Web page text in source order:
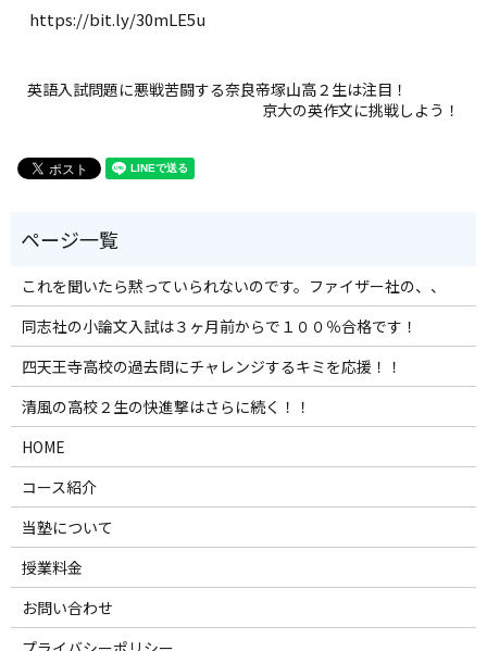
https://bit.ly/30mLE5u
英語入試問題に悪戦苦闘する奈良帝塚山高２生は注目！
京大の英作文に挑戦しよう！
これを聞いたら黙っていられないのです。ファイザー社の、、
同志社の小論文入試は３ヶ月前からで１００％合格です！
四天王寺高校の過去問にチャレンジするキミを応援！！
清風の高校２生の快進撃はさらに続く！！
HOME
コース紹介
当塾について
授業料金
お問い合わせ